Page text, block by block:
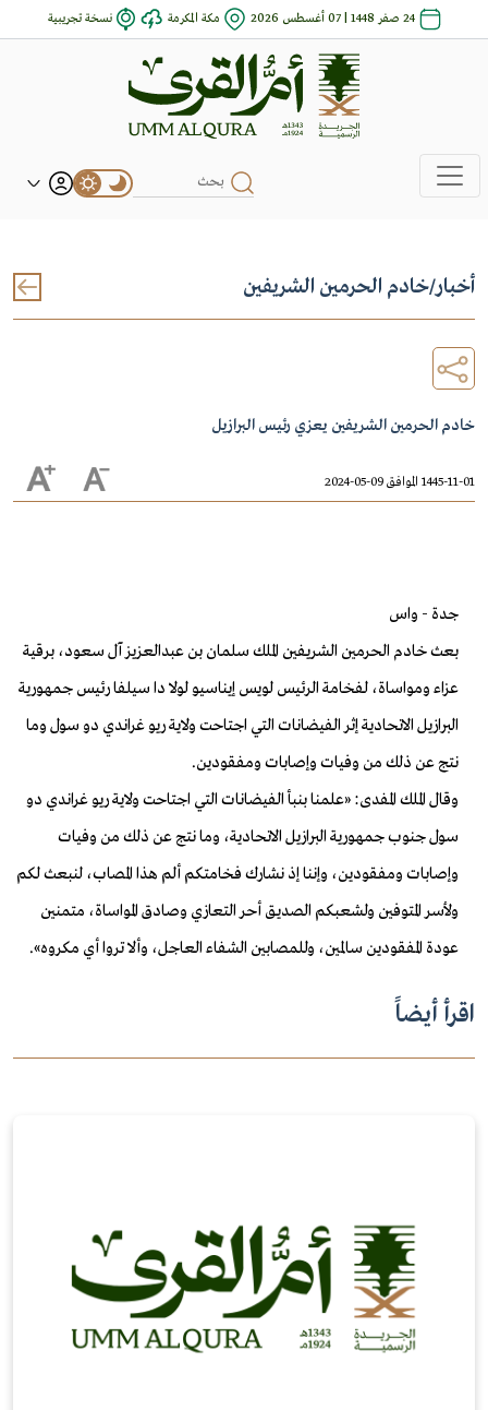
24 صفر 1448 | 07 أغسطس 2026 مكة المكرمة نسخة تجريبية
أخبار/خادم الحرمين الشريفين
خادم الحرمين الشريفين يعزي رئيس البرازيل
1445-11-01 الموافق 09-05-2024
جدة - واس
بعث خادم الحرمين الشريفين الملك سلمان بن عبدالعزيز آل سعود، برقية
عزاء ومواساة، لفخامة الرئيس لويس إيناسيو لولا دا سيلفا رئيس جمهورية
البرازيل الاتحادية إثر الفيضانات التي اجتاحت ولاية ريو غراندي دو سول وما
نتج عن ذلك من وفيات وإصابات ومفقودين.
وقال الملك المفدى: «علمنا بنبأ الفيضانات التي اجتاحت ولاية ريو غراندي دو
سول جنوب جمهورية البرازيل الاتحادية، وما نتج عن ذلك من وفيات
وإصابات ومفقودين، وإننا إذ نشارك فخامتكم ألم هذا المصاب، لنبعث لكم
ولأسر المتوفين ولشعبكم الصديق أحر التعازي وصادق المواساة، متمنين
عودة المفقودين سالمين، وللمصابين الشفاء العاجل، وألا تروا أي مكروه».
اقرأ أيضاً